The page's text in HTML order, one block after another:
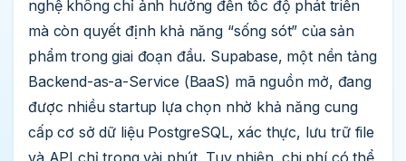
nghệ không chỉ ảnh hưởng đến tốc độ phát triển
mà còn quyết định khả năng “sống sót” của sản
phẩm trong giai đoạn đầu. Supabase, một nền tảng
Backend-as-a-Service (BaaS) mã nguồn mở, đang
được nhiều startup lựa chọn nhờ khả năng cung
cấp cơ sở dữ liệu PostgreSQL, xác thực, lưu trữ file